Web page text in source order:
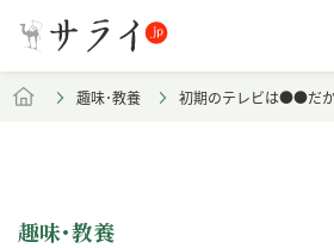
趣味･教養 初期のテレビは●●だか
趣味･教養